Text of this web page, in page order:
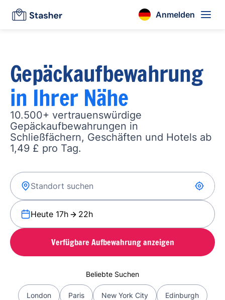
Anmelden
Gepäckaufbewahrung
in Ihrer Nähe
10.500+ vertrauenswürdige
Gepäckaufbewahrungen in
Schließfächern, Geschäften und Hotels ab
1,49 £ pro Tag.
Heute 17h 22h
Verfügbare Aufbewahrung anzeigen
Beliebte Suchen
London Paris New York City Edinburgh